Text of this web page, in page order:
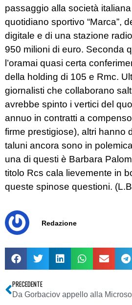
passaggio alla società
quotidiano sportivo “Marca”,
digitale e di una stazione
950 milioni di euro. Seconda
l’oramai quasi certa
della holding di 105 e Rmc.
giornalisti che collaborano
avrebbe spinto i vertici del
annuo in contratti a
firme prestigiose), altri hanno
taluni ancora sono in
una di questi è Barbara
titolo Rcs cala lievemente in
queste spinose questioni.
Redazione
PRECEDENTE